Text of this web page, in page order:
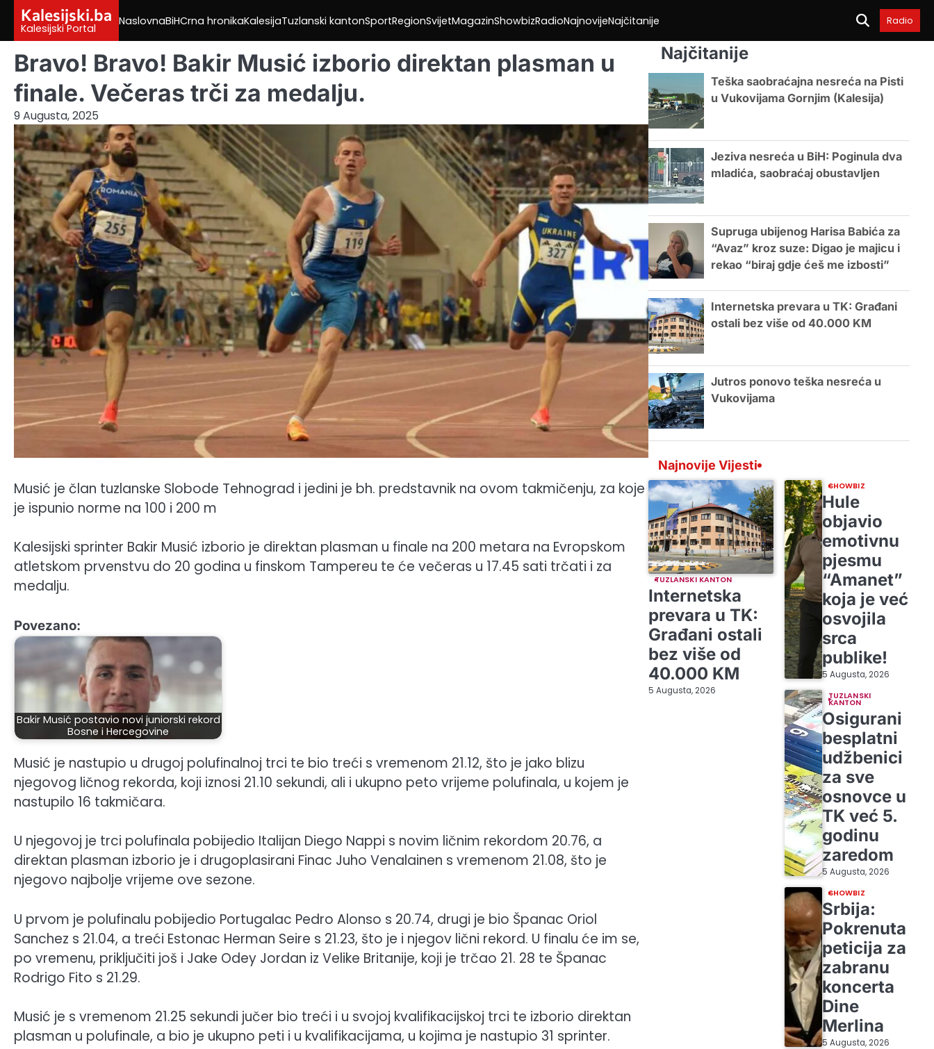
content
Kalesijski.ba
Kalesijski Portal
NaslovnaBiHCrna hronikaKalesijaTuzlanski kantonSportRegionSvijetMagazinShowbizRadioNajnovijeNajčitanije Radio
Bravo! Bravo! Bakir Musić izborio direktan plasman u
finale. Večeras trči za medalju.
9 Augusta, 2025
Musić je član tuzlanske Slobode Tehnograd i jedini je bh. predstavnik na ovom takmičenju, za koje
je ispunio norme na 100 i 200 m
Kalesijski sprinter Bakir Musić izborio je direktan plasman u finale na 200 metara na Evropskom
atletskom prvenstvu do 20 godina u finskom Tampereu te će večeras u 17.45 sati trčati i za
medalju.
Povezano:
Bakir Musić postavio novi juniorski rekord
Bosne i Hercegovine
Musić je nastupio u drugoj polufinalnoj trci te bio treći s vremenom 21.12, što je jako blizu
njegovog ličnog rekorda, koji iznosi 21.10 sekundi, ali i ukupno peto vrijeme polufinala, u kojem je
nastupilo 16 takmičara.
U njegovoj je trci polufinala pobijedio Italijan Diego Nappi s novim ličnim rekordom 20.76, a
direktan plasman izborio je i drugoplasirani Finac Juho Venalainen s vremenom 21.08, što je
njegovo najbolje vrijeme ove sezone.
U prvom je polufinalu pobijedio Portugalac Pedro Alonso s 20.74, drugi je bio Španac Oriol
Sanchez s 21.04, a treći Estonac Herman Seire s 21.23, što je i njegov lični rekord. U finalu će im se,
po vremenu, priključiti još i Jake Odey Jordan iz Velike Britanije, koji je trčao 21. 28 te Španac
Rodrigo Fito s 21.29.
Musić je s vremenom 21.25 sekundi jučer bio treći i u svojoj kvalifikacijskoj trci te izborio direktan
plasman u polufinale, a bio je ukupno peti i u kvalifikacijama, u kojima je nastupio 31 sprinter.
Najčitanije
Teška saobraćajna nesreća na Pisti
u Vukovijama Gornjim (Kalesija)
Jeziva nesreća u BiH: Poginula dva
mladića, saobraćaj obustavljen
Supruga ubijenog Harisa Babića za
“Avaz” kroz suze: Digao je majicu i
rekao “biraj gdje ćeš me izbosti”
Internetska prevara u TK: Građani
ostali bez više od 40.000 KM
Jutros ponovo teška nesreća u
Vukovijama
Najnovije Vijesti
TUZLANSKI KANTON
Internetska
prevara u TK:
Građani ostali
bez više od
40.000 KM
5 Augusta, 2026
SHOWBIZ
Hule
objavio
emotivnu
pjesmu
“Amanet”
koja je već
osvojila
srca
publike!
5 Augusta, 2026
TUZLANSKI
KANTON
Osigurani
besplatni
udžbenici
za sve
osnovce u
TK već 5.
godinu
zaredom
5 Augusta, 2026
SHOWBIZ
Srbija:
Pokrenuta
peticija za
zabranu
koncerta
Dine
Merlina
5 Augusta, 2026